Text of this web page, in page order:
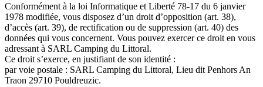
Conformément à la loi Informatique et Liberté 78-17 du 6 janvier
1978 modifiée, vous disposez d’un droit d’opposition (art. 38),
d’accès (art. 39), de rectification ou de suppression (art. 40) des
données qui vous concernent. Vous pouvez exercer ce droit en vous
adressant à SARL Camping du Littoral.
Ce droit s’exerce, en justifiant de son identité :
par voie postale : SARL Camping du Littoral, Lieu dit Penhors An
Traon 29710 Pouldreuzic.